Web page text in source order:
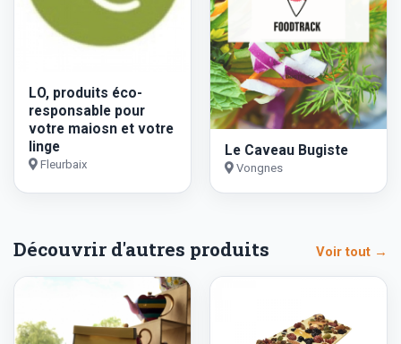
LO, produits éco-
responsable pour
votre maiosn et votre
linge
Fleurbaix
Le Caveau Bugiste
Vongnes
Découvrir d'autres produits Voir tout →